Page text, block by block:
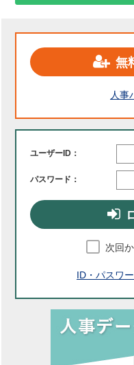
無
人事
ユーザーID：
パスワード：
次回
ID・パスワ